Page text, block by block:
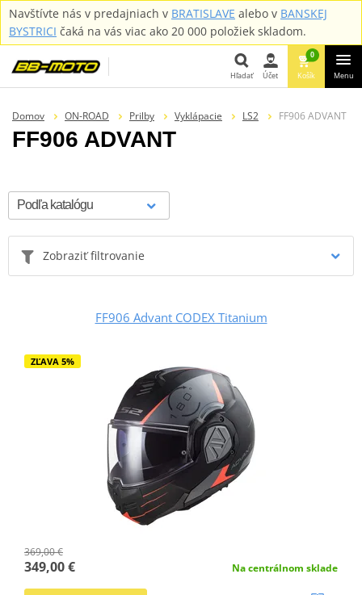
Navštívte nás v predajniach v BRATISLAVE alebo v BANSKEJ
BYSTRICI čaká na vás viac ako 20 000 položiek skladom.
Hľadať
Hľadať Účet
0
Košík Menu
Domov ON-ROAD Prilby Vyklápacie LS2 FF906 ADVANT
FF906 ADVANT
Zobraziť filtrovanie
FF906 Advant CODEX Titanium
ZĽAVA 5%
369,00 €
349,00 € Na centrálnom sklade